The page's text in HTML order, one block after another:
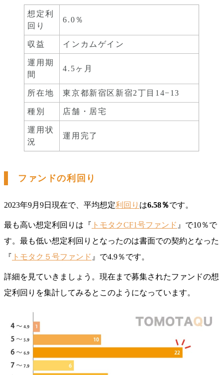
想定利
回り
6.0％
収益 インカムゲイン
運用期
間
4.5ヶ月
所在地 東京都新宿区新宿2丁目14−13
種別 店舗・居宅
運用状
況
運用完了
ファンドの利回り
2023年9月9日現在で、平均想定利回り は6.58％です。
最も高い想定利回りは『 トモタクCF1号ファンド 』で10％で
す。最も低い想定利回りとなったのは書面での契約となった
『 トモタク５号ファンド 』で4.9％です。
詳細を見ていきましょう。現在まで募集されたファンドの想
定利回りを集計してみるとこのようになっています。